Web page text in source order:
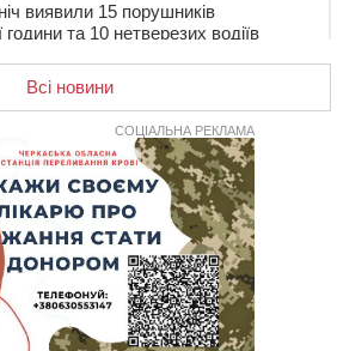
виявили 15 порушників
та 10 нетверезих водіїв
водійка збила пішохода, який
через суд вимагає взяти
річну церкву
під колесами вантажівки
для приватизації
об’єкт у центрі міста
для пенсії: як його докупити та що
низку недоліків у гуртожитку, де
Всі новини
СОЦІАЛЬНА РЕКЛАМА